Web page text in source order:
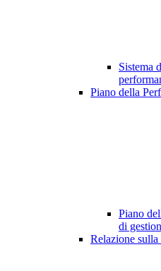
Sistema
Piano della
Piano
di
Relazione sulla